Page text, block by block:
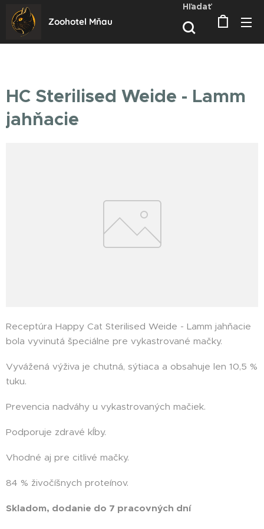
Zoohotel Mňau
Hľadať
HC Sterilised Weide - Lamm
jahňacie
Receptúra Happy Cat Sterilised Weide - Lamm jahňacie
bola vyvinutá špeciálne pre vykastrované mačky.
Vyvážená výživa je chutná, sýtiaca a obsahuje len 10,5 %
tuku.
Prevencia nadváhy u vykastrovaných mačiek.
Podporuje zdravé kĺby.
Vhodné aj pre citlivé mačky.
84 % živočíšnych proteínov.
Skladom, dodanie do 7 pracovných dní